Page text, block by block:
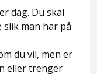
dag. Du skal
man har på
du vil, men er
eller trenger